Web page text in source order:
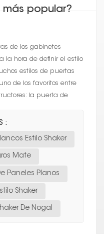
popular?
de los gabinetes
hora de definir el estilo
estilos de puertas
de los favoritos entre
la puerta de
:
Estilo Shaker
Mate
Paneles Planos
Shaker
De Nogal